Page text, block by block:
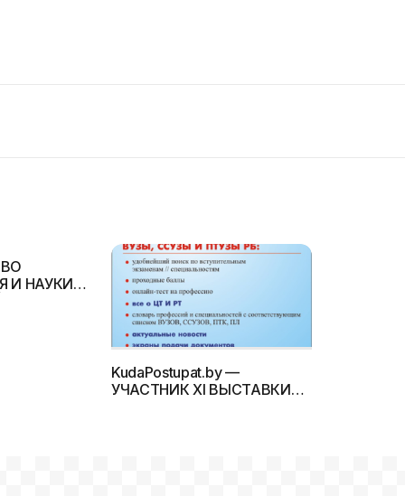
И НАУКИ
KudaPostupat.by —
УЧАСТНИК XI ВЫСТАВКИ